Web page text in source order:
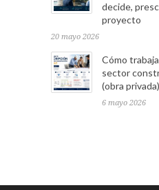
decide,
proyecto
20 mayo 2026
Cómo
sector
(obra privada)
6 mayo 2026